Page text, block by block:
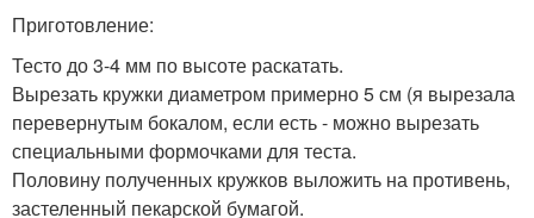
Приготовление:
Тесто до 3-4 мм по высоте раскатать.
Вырезать кружки диаметром примерно 5 см (я вырезала
перевернутым бокалом, если есть - можно вырезать
специальными формочками для теста.
Половину полученных кружков выложить на противень,
застеленный пекарской бумагой.